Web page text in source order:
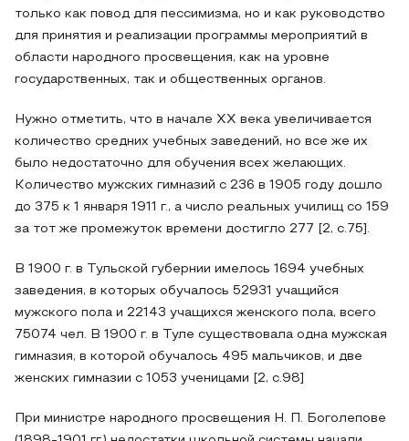
только как повод для пессимизма, но и как руководство
для принятия и реализации программы мероприятий в
области народного просвещения, как на уровне
государственных, так и общественных органов.
Нужно отметить, что в начале XX века увеличивается
количество средних учебных заведений, но все же их
было недостаточно для обучения всех желающих.
Количество мужских гимназий с 236 в 1905 году дошло
до 375 к 1 января 1911 г., а число реальных училищ со 159
за тот же промежуток времени достигло 277 [2, с.75].
В 1900 г. в Тульской губернии имелось 1694 учебных
заведения, в которых обучалось 52931 учащийся
мужского пола и 22143 учащихся женского пола, всего
75074 чел. В 1900 г. в Туле существовала одна мужская
гимназия, в которой обучалось 495 мальчиков, и две
женских гимназии с 1053 ученицами [2, с.98]
При министре народного просвещения Н. П. Боголепове